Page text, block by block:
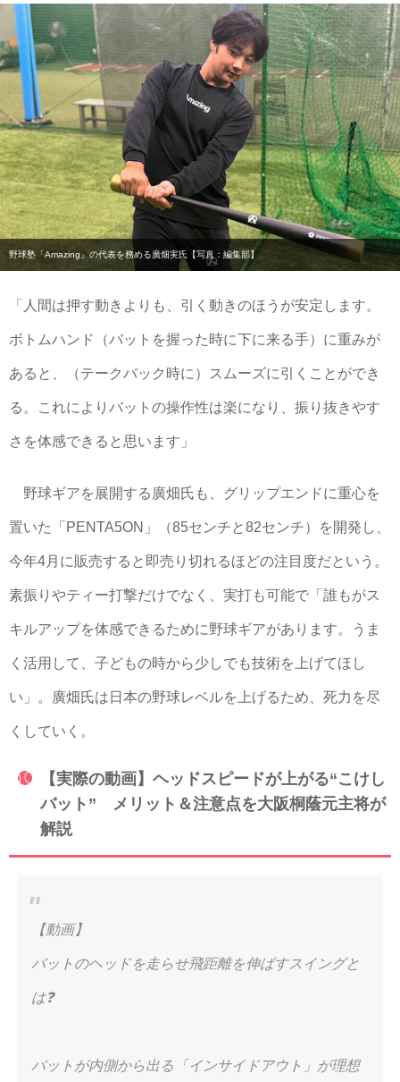
野球塾「Amazing」の代表を務める廣畑実氏【写真：編集部】
「人間は押す動きよりも、引く動きのほうが安定します。
ボトムハンド（バットを握った時に下に来る手）に重みが
あると、（テークバック時に）スムーズに引くことができ
る。これによりバットの操作性は楽になり、振り抜きやす
さを体感できると思います」
野球ギアを展開する廣畑氏も、グリップエンドに重心を
置いた「PENTA5ON」（85センチと82センチ）を開発し、
今年4月に販売すると即売り切れるほどの注目度だという。
素振りやティー打撃だけでなく、実打も可能で「誰もがス
キルアップを体感できるために野球ギアがあります。うま
く活用して、子どもの時から少しでも技術を上げてほし
い」。廣畑氏は日本の野球レベルを上げるため、死力を尽
くしていく。
【実際の動画】ヘッドスピードが上がる“こけし
バット” メリット＆注意点を大阪桐蔭元主将が
解説
【動画】
バットのヘッドを走らせ飛距離を伸ばすスイングと
は❓
バットが内側から出る「インサイドアウト」が理想